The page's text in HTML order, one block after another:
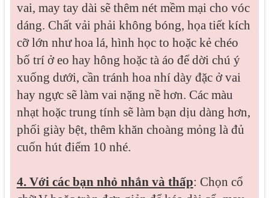
vai, may tay dài sẽ thêm nét mềm mại cho vóc
dáng. Chất vải phải không bóng, họa tiết kích
cỡ lớn như hoa lá, hình học to hoặc kẻ chéo
bố trí ở eo hay hông hoặc tà áo để dời chú ý
xuống dưới, cần tránh hoa nhí dày đặc ở vai
hay ngực sẽ làm vai nặng nề hơn. Các màu
nhạt hoặc trung tính sẽ làm bạn dịu dàng hơn,
phối giày bệt, thêm khăn choàng mỏng là đủ
cuốn hút điểm 10 nhé.
4. Với các bạn nhỏ nhắn và thấp: Chọn cổ